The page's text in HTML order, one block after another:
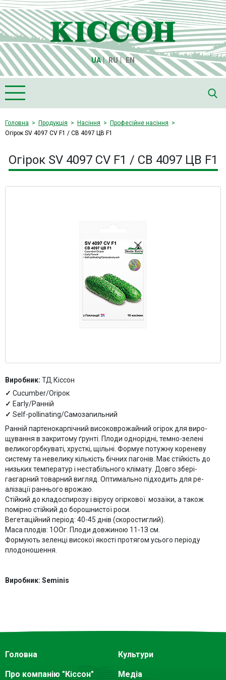
UA RU EN
Головна
Про компанію "Кіссон"
Продукція
Насіння
Культури
Головна Продукція Насіння
Професійне насіння
Огірок SV 4097 CV F1 / СВ 4097 ЦВ F1
Огірок SV 4097 CV F1 / СВ 4097 ЦВ F1
Виробник: ТД Кіссон
Cucumber/Oripoк
Еагlу/Раннiй
Self-pollinating/Caмoзanильний
Раннiй партенокарпiчний високоврожайний огiрок для виро­
щування в закритому ґрунтi. Плоди однорiднi, темно-зеленi
великогорбкуватi, хрусткi, щiльнi. Формуе потужну кореневу
систему та невелику кiлькiсть бiчних пагонiв. Має стiйкiсть до
низьких температур i нестабiльного клiмату. Довго зберi­
гаєгарний товарний вигляд. Оптимально пiдходить для ре­
алiзацiї раннього врожаю.
Стiйкий до кладоспирозу i вiрусу огiркової мозаїки, а також
помiрно стiйкий до борошнистої роси.
Вегетацiйний перiод: 40-45 днiв (скоростиглий).
Маса плодiв: 1ООг. Плоди довжиною 11-1З см.
Формують зеленцi високої якостi протягом усього перiоду
плодоношення.
Виробник: Seminis
Головна
Про компанію "Кіссон"
Культури
Медіа